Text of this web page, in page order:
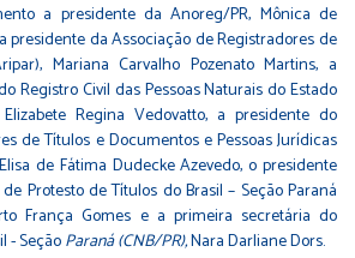
a presidente da Anoreg/PR, Mônica de
presidente da Associação de Registradores de
Mariana Carvalho Pozenato Martins, a
Registro Civil das Pessoas Naturais do Estado
Regina Vedovatto, a presidente do
de Títulos e Documentos e Pessoas Jurídicas
Elisa de Fátima Dudecke Azevedo, o presidente
Protesto de Títulos do Brasil – Seção Paraná
França Gomes e a primeira secretária do
- SeçãoParaná (CNB/PR),Nara Darliane Dors.